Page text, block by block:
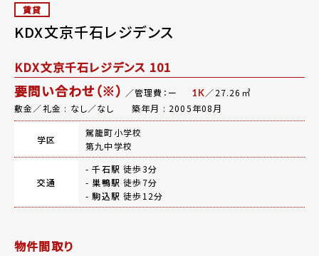
賃貸
KDX文京千石レジデンス
KDX文京千石レジデンス 101
要問い合わせ（※） ／管理費：ー 1K／27.26㎡
敷金／礼金 : なし／なし
築年月 : 2005年08月
学区
駕籠町小学校
第九中学校
交通
-千石駅 徒歩3分
- 巣鴨駅 徒歩7分
-駒込駅 徒歩12分
物件間取り